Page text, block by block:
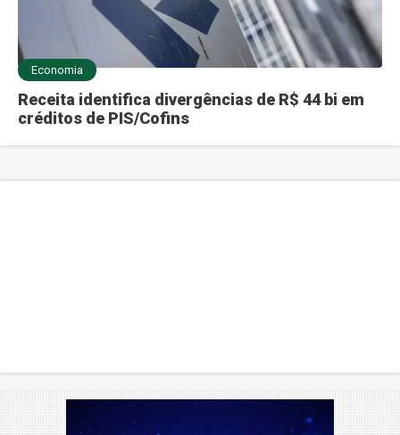
Economia
Receita identifica divergências de R$ 44 bi em
créditos de PIS/Cofins